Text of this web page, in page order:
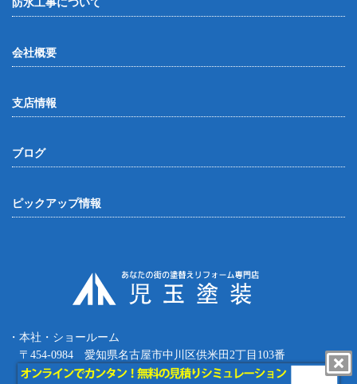
防水工事について
会社概要
支店情報
ブログ
ピックアップ情報
・本社・ショールーム
〒454-0984 愛知県名古屋市中川区供米田2丁目103番
Tel.052-387-8427 Fax.052-387-8497